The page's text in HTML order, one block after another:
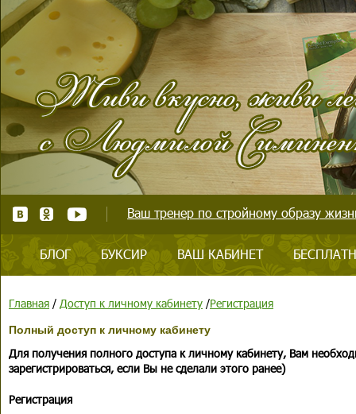
Ваш тренер по стройному образу
БЛОГ БУКСИР ВАШ КАБИНЕТ
Главная / Доступ к личному кабинету /Регистрация
Полный доступ к личному кабинету
Для получения полного доступа к личному кабинету, Вам
зарегистрироваться, если Вы не сделали этого ранее)
Регистрация